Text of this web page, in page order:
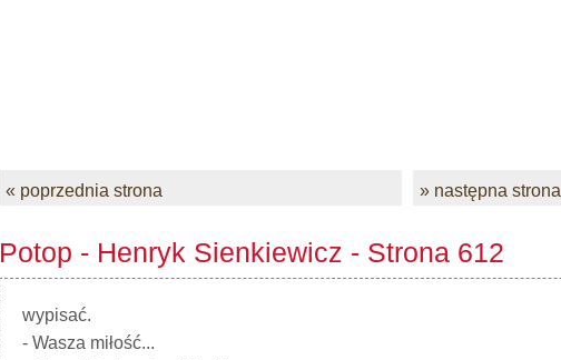
« poprzednia strona » następna strona
Potop - Henryk Sienkiewicz - Strona 612
wypisać.
- Wasza miłość...